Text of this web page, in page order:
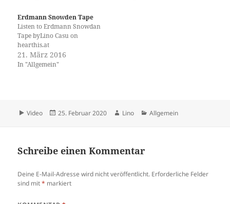
Erdmann Snowden Tape
Listen to Erdmann Snowdan
Tape byLino Casu on
hearthis.at
21. März 2016
In "Allgemein"
Format
Video
Veröffentlicht
25. Februar 2020 Autor
Lino Kategorien
Allgemein
Schreibe einen Kommentar
Deine E-Mail-Adresse wird nicht veröffentlicht. Erforderliche Felder
sind mit* markiert